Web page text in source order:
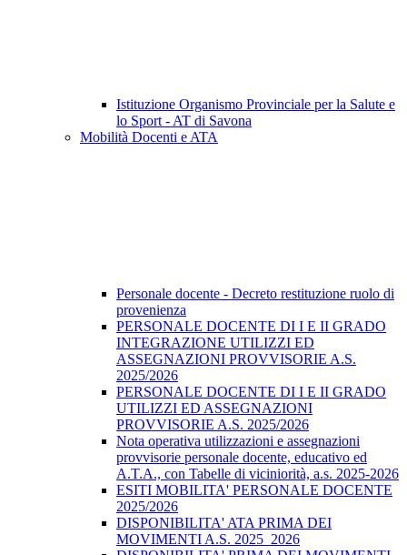
Istituzione Organismo Provinciale per la Salute e
lo Sport - AT di Savona
Mobilità Docenti e ATA
Personale docente - Decreto restituzione ruolo di
provenienza
PERSONALE DOCENTE DI I E II GRADO
INTEGRAZIONE UTILIZZI ED
ASSEGNAZIONI PROVVISORIE A.S.
2025/2026
PERSONALE DOCENTE DI I E II GRADO
UTILIZZI ED ASSEGNAZIONI
PROVVISORIE A.S. 2025/2026
Nota operativa utilizzazioni e assegnazioni
provvisorie personale docente, educativo ed
A.T.A., con Tabelle di viciniorità, a.s. 2025-2026
ESITI MOBILITA' PERSONALE DOCENTE
2025/2026
DISPONIBILITA' ATA PRIMA DEI
MOVIMENTI A.S. 2025_2026